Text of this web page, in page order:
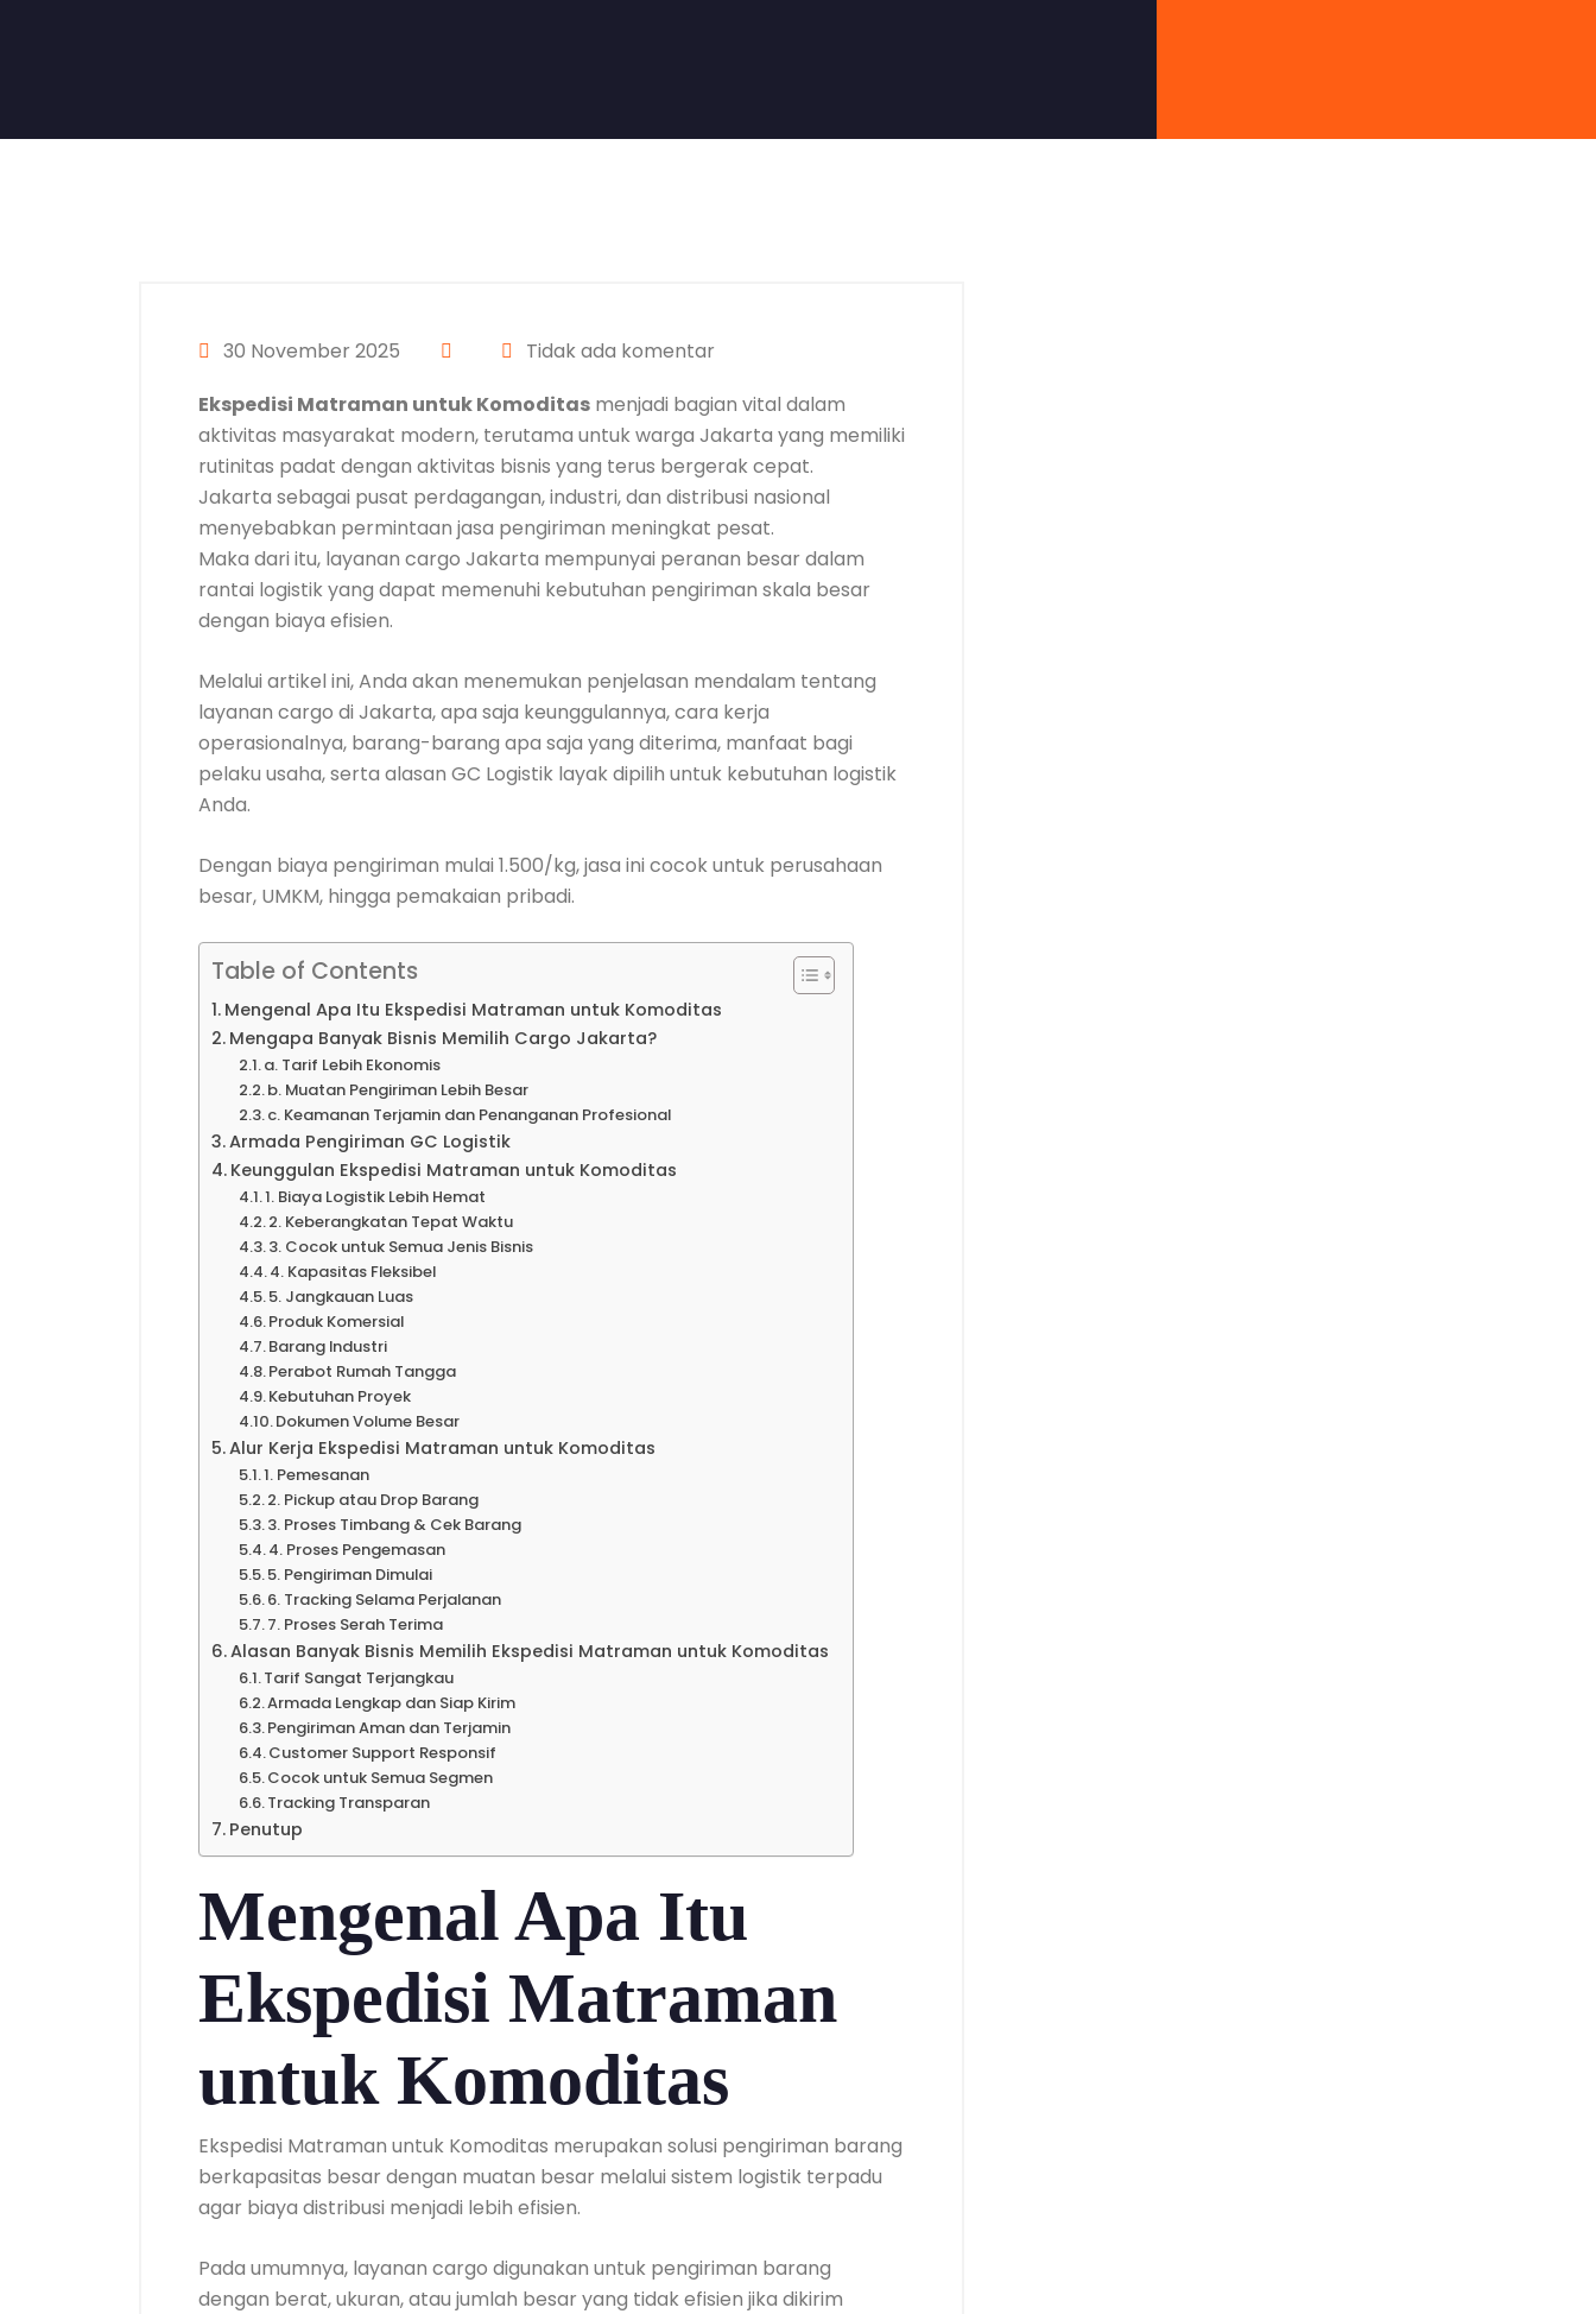
30 November 2025
Tidak ada komentar
Ekspedisi Matraman untuk Komoditas menjadi bagian vital dalam
aktivitas masyarakat modern, terutama untuk warga Jakarta yang memiliki
rutinitas padat dengan aktivitas bisnis yang terus bergerak cepat.
Jakarta sebagai pusat perdagangan, industri, dan distribusi nasional
menyebabkan permintaan jasa pengiriman meningkat pesat.
Maka dari itu, layanan cargo Jakarta mempunyai peranan besar dalam
rantai logistik yang dapat memenuhi kebutuhan pengiriman skala besar
dengan biaya efisien.
Melalui artikel ini, Anda akan menemukan penjelasan mendalam tentang
layanan cargo di Jakarta, apa saja keunggulannya, cara kerja
operasionalnya, barang-barang apa saja yang diterima, manfaat bagi
pelaku usaha, serta alasan GC Logistik layak dipilih untuk kebutuhan logistik
Anda.
Dengan biaya pengiriman mulai 1.500/kg, jasa ini cocok untuk perusahaan
besar, UMKM, hingga pemakaian pribadi.
Table of Contents
Mengenal Apa Itu Ekspedisi Matraman untuk Komoditas
Mengapa Banyak Bisnis Memilih Cargo Jakarta?
a. Tarif Lebih Ekonomis
b. Muatan Pengiriman Lebih Besar
c. Keamanan Terjamin dan Penanganan Profesional
Armada Pengiriman GC Logistik
Keunggulan Ekspedisi Matraman untuk Komoditas
1. Biaya Logistik Lebih Hemat
2. Keberangkatan Tepat Waktu
3. Cocok untuk Semua Jenis Bisnis
4. Kapasitas Fleksibel
5. Jangkauan Luas
Produk Komersial
Barang Industri
Perabot Rumah Tangga
Kebutuhan Proyek
Dokumen Volume Besar
Alur Kerja Ekspedisi Matraman untuk Komoditas
1. Pemesanan
2. Pickup atau Drop Barang
3. Proses Timbang & Cek Barang
4. Proses Pengemasan
5. Pengiriman Dimulai
6. Tracking Selama Perjalanan
7. Proses Serah Terima
Alasan Banyak Bisnis Memilih Ekspedisi Matraman untuk Komoditas
Tarif Sangat Terjangkau
Armada Lengkap dan Siap Kirim
Pengiriman Aman dan Terjamin
Customer Support Responsif
Cocok untuk Semua Segmen
Tracking Transparan
Penutup
Mengenal Apa Itu
Ekspedisi Matraman
untuk Komoditas
Ekspedisi Matraman untuk Komoditas merupakan solusi pengiriman barang
berkapasitas besar dengan muatan besar melalui sistem logistik terpadu
agar biaya distribusi menjadi lebih efisien.
Pada umumnya, layanan cargo digunakan untuk pengiriman barang
dengan berat, ukuran, atau jumlah besar yang tidak efisien jika dikirim